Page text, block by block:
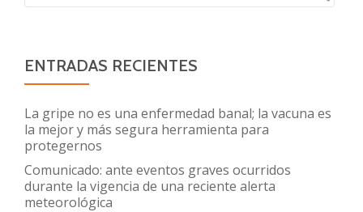
ENTRADAS RECIENTES
La gripe no es una enfermedad banal; la vacuna es
la mejor y más segura herramienta para
protegernos
Comunicado: ante eventos graves ocurridos
durante la vigencia de una reciente alerta
meteorológica